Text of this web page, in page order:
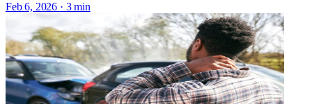
Feb 6, 2026 · 3 min